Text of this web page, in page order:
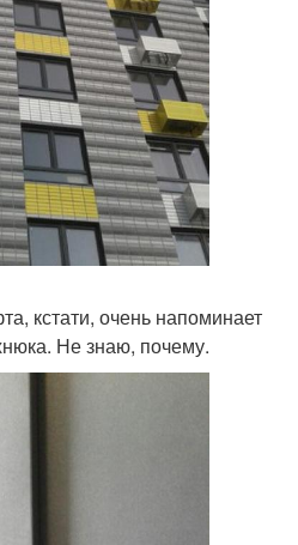
кстати, очень напоминает
Не знаю, почему.